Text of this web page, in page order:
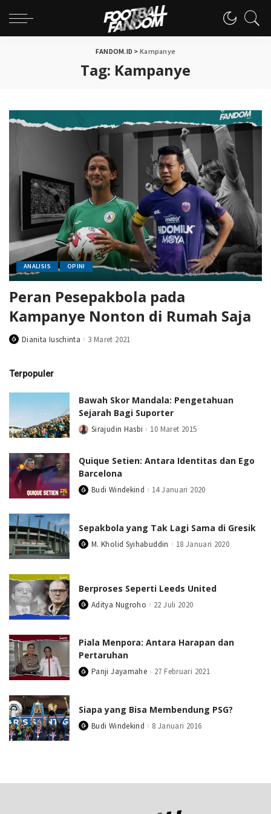
FANDOM.ID > Kampanye
Tag: Kampanye
ANALISIS OPINI
Peran Pesepakbola pada
Kampanye Nonton di Rumah Saja
PostedDianita Iuschinta 3 Maret 2021
Terpopuler
Bawah Skor Mandala: Pengetahuan
Sejarah Bagi Suporter
PostedSirajudin Hasbi 10 Maret 2015
Quique Setien: Antara Identitas dan Ego
Barcelona
PostedBudi Windekind 14 Januari 2020
Sepakbola yang Tak Lagi Sama di Gresik
PostedM. Kholid Syihabuddin 18 Januari 2020
Berproses Seperti Leeds United
PostedAditya Nugroho 22 Juli 2020
Piala Menpora: Antara Harapan dan
Pertaruhan
PostedPanji Jayamahe 27 Februari 2021
Siapa yang Bisa Membendung PSG?
PostedBudi Windekind 8 Januari 2016